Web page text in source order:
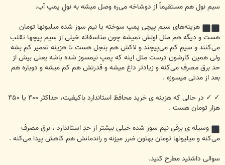
سیم نول هم مستقیماً از دوشاخه می‌ره وصل میشه به نولِ پمپ آب.
هزینه‌های سیم پیچی پمپ سوخته یا نیم سوز شده میلیونها تومان
هست و دیگه هم مثل اولش نمیشه چون متاسفانه خیلی از سیم پیچها تقلب
می‌کنند و سیمِ کم می‌پیچند و لاکش هم بنجل هست تا هزینه تعمیر کم بشه
ولی همین کارشون درست مثل اینه که پمپ نیمسوز شده باشه یعنی بیش از
حد برق مصرف می‌کنه و زیادتر داغ میشه و قدرتش هم کم میشه و دوباره هم
بعد از مدتی میسوزه .
✓ ✓ در حالی که هزینه ی خرید محافظ استاندارد باکیفیت، حداکثر ۴۰۰ یا ۴۵۰
هزار تومان هست .
وسیله ی برقی نیم سوز شده خیلی بیشتر از حدِ استاندارد ، برق مصرف
می‌کنه و میلیونها تومان بهتون ضرر میزنه و راندمانش هم کاهش پیدا می‌کنه .
سوالی داشتید مطرح کنید.